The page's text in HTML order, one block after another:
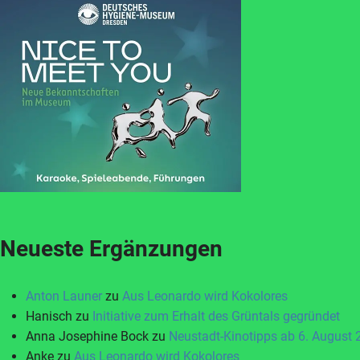
Neueste Ergänzungen
Anton Launer zu Aus Leonardo wird Kokolores
Hanisch zu Initiative zum Erhalt des Grüntals gegründet
Anna Josephine Bock zu Neustadt-Kinotipps ab 6. August
Anke zu Aus Leonardo wird Kokolores